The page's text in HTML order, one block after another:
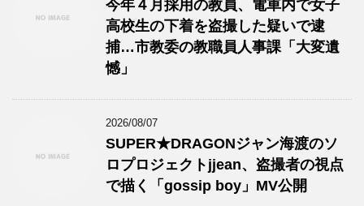
今年４月採用の教員、電車内で女子
高校生の下着を盗撮した疑いで逮
捕…市教委の教職員人事課「大変遺
憾」
2026/08/07
SUPER★DRAGONジャン海渡のソ
ロプロジェクトjjean、盗撮者の視点
で描く「gossip boy」MV公開